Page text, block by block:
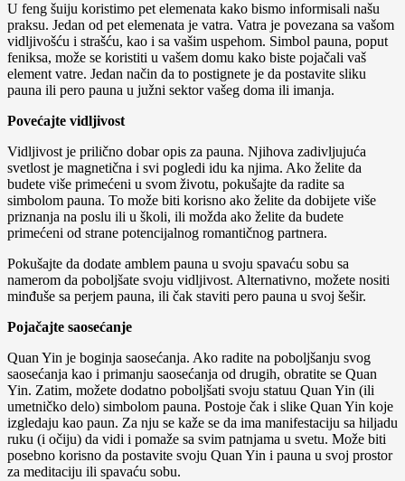
U feng šuiju koristimo pet elemenata kako bismo informisali našu
praksu. Jedan od pet elemenata je vatra. Vatra je povezana sa vašom
vidljivošću i strašću, kao i sa vašim uspehom. Simbol pauna, poput
feniksa, može se koristiti u vašem domu kako biste pojačali vaš
element vatre. Jedan način da to postignete je da postavite sliku
pauna ili pero pauna u južni sektor vašeg doma ili imanja.
Povećajte vidljivost
Vidljivost je prilično dobar opis za pauna. Njihova zadivljujuća
svetlost je magnetična i svi pogledi idu ka njima. Ako želite da
budete više primećeni u svom životu, pokušajte da radite sa
simbolom pauna. To može biti korisno ako želite da dobijete više
priznanja na poslu ili u školi, ili možda ako želite da budete
primećeni od strane potencijalnog romantičnog partnera.
Pokušajte da dodate amblem pauna u svoju spavaću sobu sa
namerom da poboljšate svoju vidljivost. Alternativno, možete nositi
minđuše sa perjem pauna, ili čak staviti pero pauna u svoj šešir.
Pojačajte saosećanje
Quan Yin je boginja saosećanja. Ako radite na poboljšanju svog
saosećanja kao i primanju saosećanja od drugih, obratite se Quan
Yin. Zatim, možete dodatno poboljšati svoju statuu Quan Yin (ili
umetničko delo) simbolom pauna. Postoje čak i slike Quan Yin koje
izgledaju kao paun. Za nju se kaže se da ima manifestaciju sa hiljadu
ruku (i očiju) da vidi i pomaže sa svim patnjama u svetu. Može biti
posebno korisno da postavite svoju Quan Yin i pauna u svoj prostor
za meditaciju ili spavaću sobu.